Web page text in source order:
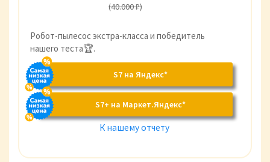
(40.000 ₽)
Робот-пылесос экстра-класса и победитель
нашего теста🏆.
S7 на Яндекс*
S7+ на Маркет.Яндекс*
К нашему отчету